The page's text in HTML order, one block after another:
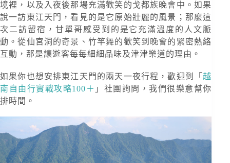
境裡，以及入夜後那場充滿歡笑的戈都族晚會中。如果
說一訪東江天門，看見的是它原始壯麗的風景；那麼這
次二訪留宿，甘單哥感受到的是它充滿溫度的人文脈
動。從仙宮洞的奇景、竹竿舞的歡笑到晚會的緊密熱絡
互動，那是讓遊客每每細細品味及津津樂道的理由。
如果你也想安排東江天門的兩天一夜行程，歡迎到「越
南自由行實戰攻略100＋ 」社團詢問，我們很樂意幫你
排時間。